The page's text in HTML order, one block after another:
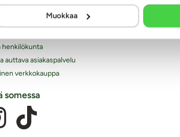
Muokkaa
yli 60€ tilauksiin
toimitustapoja alk. 0 €
henkilökunta
auttava asiakaspalvelu
verkkokauppa
somessa